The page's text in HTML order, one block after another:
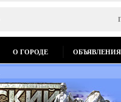
О ГОРОДЕ ОБЪЯВЛЕНИЯ